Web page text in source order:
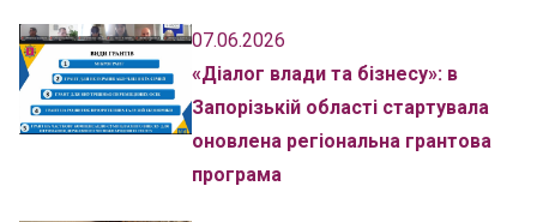
07.06.2026
«Діалог влади та бізнесу»: в
Запорізькій області стартувала
оновлена регіональна грантова
програма